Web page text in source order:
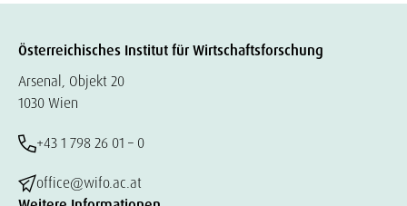
Österreichisches Institut für Wirtschaftsforschung
Arsenal, Objekt 20
1030 Wien
+43 1 798 26 01 – 0
office@wifo.ac.at